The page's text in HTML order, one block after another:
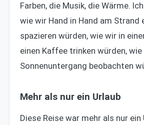
Farben, die Musik, die Wärme.
wie wir Hand in Hand am Strand
spazieren würden, wie wir in
einen Kaffee trinken würden, wie
Sonnenuntergang beobachten
Mehr als nur ein Urlaub
Diese Reise war mehr als nur ein